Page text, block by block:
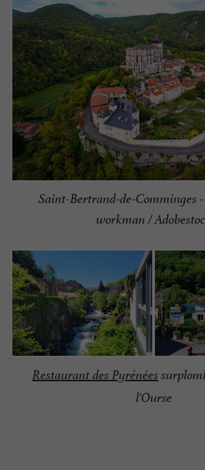
Saint-Bertrand-de-Comminges
workman /
Restaurant des Pyrénées
l'Ourse